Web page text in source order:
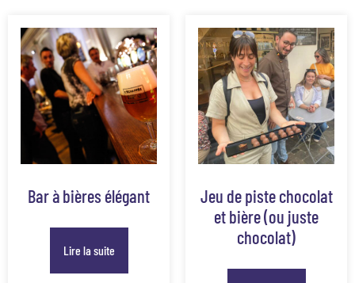
Bar à bières élégant
Lire la suite
Jeu de piste chocolat
et bière (ou juste
chocolat)